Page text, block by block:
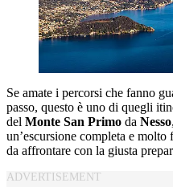
Se amate i percorsi che fanno
passo, questo è uno di quegli
del Monte San Primo da Nesso
un’escursione completa e
da affrontare con la giusta